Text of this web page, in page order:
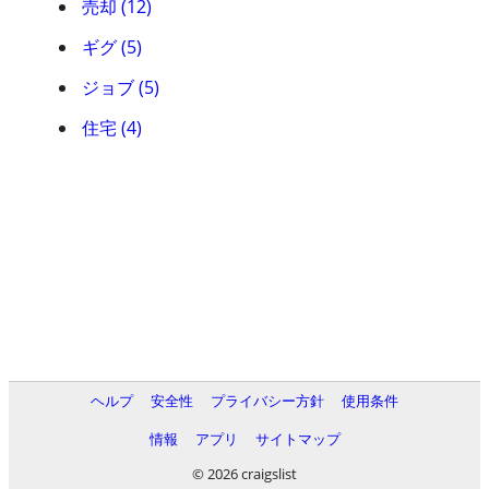
売却 (12)
ギグ (5)
ジョブ (5)
住宅 (4)
ヘルプ 安全性 プライバシー方針
使用条件
情報
アプリ
サイトマップ
© 2026 craigslist